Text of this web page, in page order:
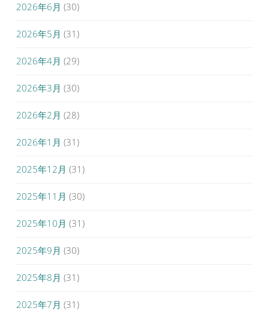
2026年6月 (30)
2026年5月 (31)
2026年4月 (29)
2026年3月 (30)
2026年2月 (28)
2026年1月 (31)
2025年12月 (31)
2025年11月 (30)
2025年10月 (31)
2025年9月 (30)
2025年8月 (31)
2025年7月 (31)